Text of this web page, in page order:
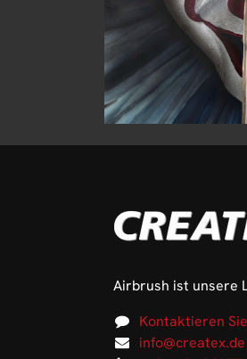
Airbrush ist unsere
Kontaktieren
info@createx.de